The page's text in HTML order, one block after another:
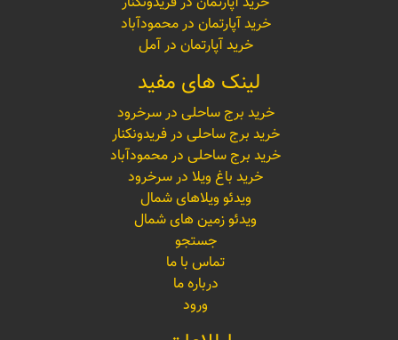
خرید آپارتمان در محمودآباد
خرید آپارتمان در آمل
لینک های مفید
خرید برج ساحلی در سرخرود
خرید برج ساحلی در فریدونکنار
خرید برج ساحلی در محمودآباد
خرید باغ ویلا در سرخرود
ویدئو ویلاهای شمال
ویدئو زمین های شمال
جستجو
تماس با ما
درباره ما
ورود